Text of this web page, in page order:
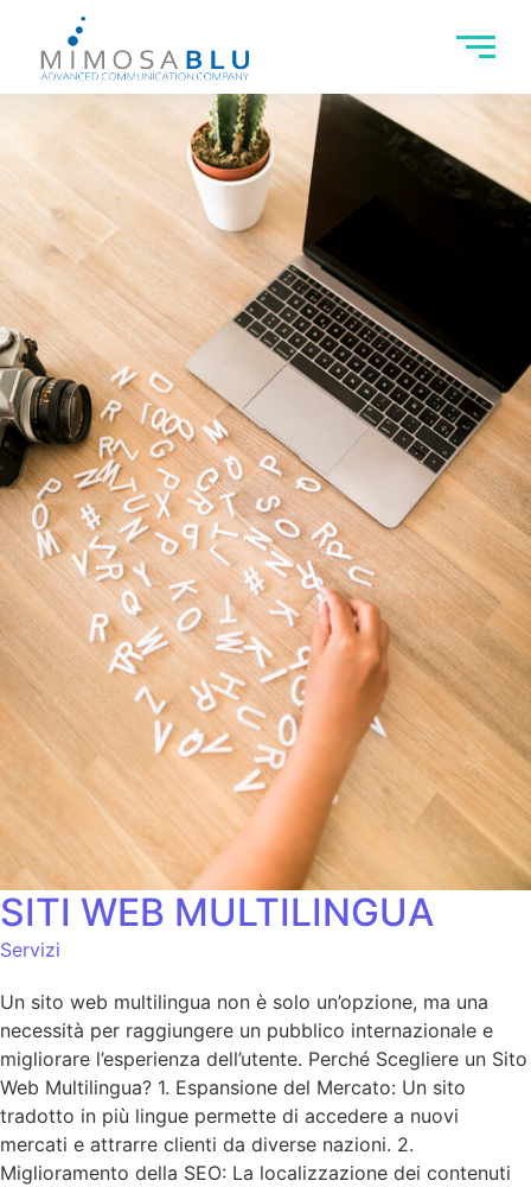
SITI WEB MULTILINGUA
Servizi
Un sito web multilingua non è solo un’opzione, ma una
necessità per raggiungere un pubblico internazionale e
migliorare l’esperienza dell’utente. Perché Scegliere un Sito
Web Multilingua? 1. Espansione del Mercato: Un sito
tradotto in più lingue permette di accedere a nuovi
mercati e attrarre clienti da diverse nazioni. 2.
Miglioramento della SEO: La localizzazione dei contenuti